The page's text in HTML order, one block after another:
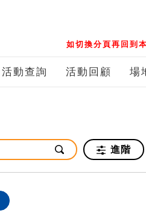
如切換分頁再回到
活動查詢 活動回顧 場
進階